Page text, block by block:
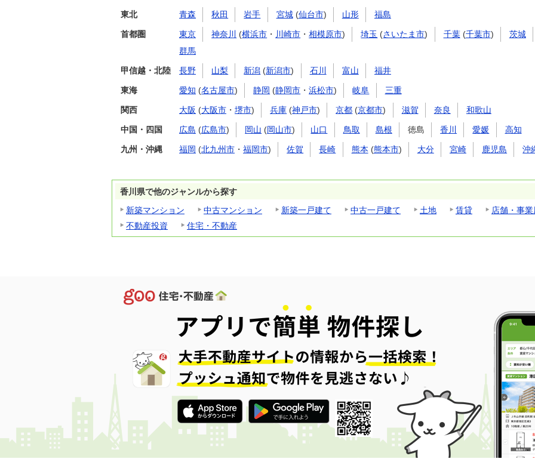
東北 青森 秋田 岩手 宮城(仙台市) 山形 福島
首都圏 東京 神奈川 (横浜市 ・ 川崎市 ・相模原市) 埼玉 (さいたま市) 千葉(千葉市)
茨城
群馬
甲信越・北陸 長野 山梨 新潟 (新潟市) 石川 富山 福井
東海 愛知 (名古屋市) 静岡 (静岡市 ・浜松市) 岐阜 三重
関西 大阪 (大阪市 ・ 堺市) 兵庫 (神戸市) 京都 (京都市) 滋賀 奈良 和歌山
中国・四国 広島 (広島市) 岡山 (岡山市) 山口 鳥取 島根 徳島 香川 愛媛 高知
九州・沖縄 福岡 (北九州市 ・ 福岡市) 佐賀 長崎 熊本 (熊本市) 大分 宮崎 鹿児島 沖
香川県で他のジャンルから探す
新築マンション
中古マンション 新築一戸建て 中古一戸建て 土地 賃貸
店舗・事業
不動産投資
住宅・不動産